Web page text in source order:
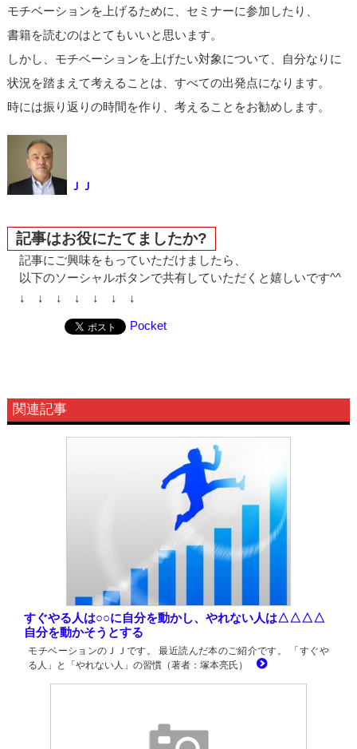
モチベーションを上げるために、セミナーに参加したり、
書籍を読むのはとてもいいと思います。
しかし、モチベーションを上げたい対象について、自分なりに
状況を踏まえて考えることは、すべての出発点になります。
時には振り返りの時間を作り、考えることをお勧めします。
ＪＪ
記事はお役にたてましたか?
記事にご興味をもっていただけましたら、
以下のソーシャルボタンで共有していただくと嬉しいです^^
↓ ↓ ↓ ↓ ↓ ↓ ↓
Pocket
関連記事
すぐやる人は○○に自分を動かし、やれない人は△△△△
自分を動かそうとする
モチベーションのＪＪです。 最近読んだ本のご紹介です。 「すぐや
る人」と「やれない人」の習慣（著者：塚本亮氏）